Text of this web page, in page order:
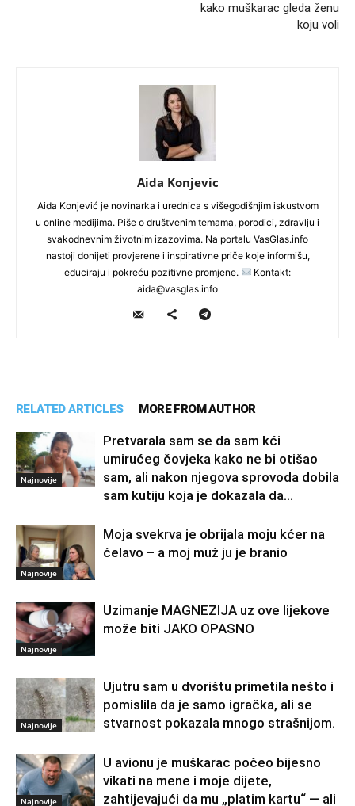
kako muškarac gleda ženu
koju voli
Aida Konjevic
Aida Konjević je novinarka i urednica s višegodišnjim iskustvom
u online medijima. Piše o društvenim temama, porodici, zdravlju i
svakodnevnim životnim izazovima. Na portalu VasGlas.info
nastoji donijeti provjerene i inspirativne priče koje informišu,
educiraju i pokreću pozitivne promjene.
Kontakt:
aida@vasglas.info
RELATED ARTICLES MORE FROM AUTHOR
Najnovije
Pretvarala sam se da sam kći
umirućeg čovjeka kako ne bi otišao
sam, ali nakon njegova sprovoda dobila
sam kutiju koja je dokazala da...
Najnovije
Moja svekrva je obrijala moju kćer na
ćelavo – a moj muž ju je branio
Najnovije
Uzimanje MAGNEZIJA uz ove lijekove
može biti JAKO OPASNO
Najnovije
Ujutru sam u dvorištu primetila nešto i
pomislila da je samo igračka, ali se
stvarnost pokazala mnogo strašnijom.
Najnovije
U avionu je muškarac počeo bijesno
vikati na mene i moje dijete,
zahtijevajući da mu „platim kartu“ — ali